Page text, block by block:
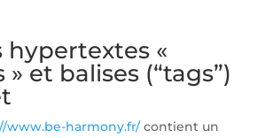
hypertextes «
» et balises (“tags”)
www.be-harmony.fr/contient un